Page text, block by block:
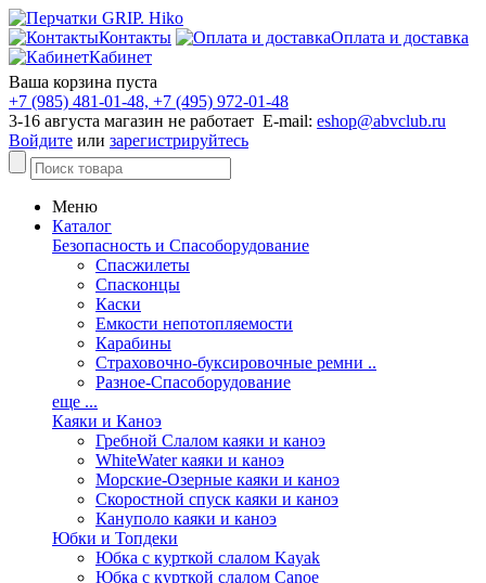
Контакты
Оплата и доставка
Кабинет
Ваша корзина пуста
+7 (985) 481-01-48, +7 (495) 972-01-48
3-16 августа магазин не работает E-mail: eshop@abvclub.ru
Войдите или зарегистрируйтесь
Меню
Каталог
Безопасность и Спасоборудование
Спасжилеты
Спасконцы
Каски
Емкости непотопляемости
Карабины
Страховочно-буксировочные ремни ..
Разное-Спасоборудование
еще ...
Каяки и Каноэ
Гребной Слалом каяки и каноэ
WhiteWater каяки и каноэ
Морские-Озерные каяки и каноэ
Скоростной спуск каяки и каноэ
Кануполо каяки и каноэ
Юбки и Топдеки
Юбка с курткой слалом Kayak
Юбка с курткой слалом Canoe